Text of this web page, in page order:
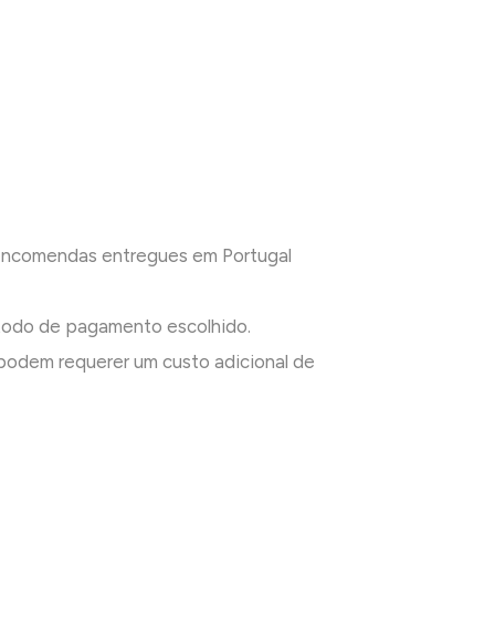
entregues em Portugal
de pagamento escolhido.
requerer um custo adicional de